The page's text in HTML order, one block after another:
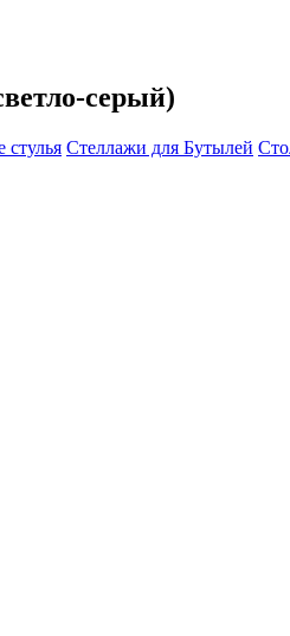
серый)
Стеллажи для Бутылей